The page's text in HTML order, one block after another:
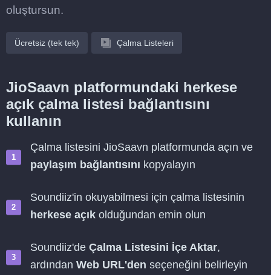
oluştursun.
Ücretsiz (tek tek) Çalma Listeleri
JioSaavn platformundaki herkese
açık çalma listesi bağlantısını
kullanın
Çalma listesini JioSaavn platformunda açın ve
paylaşım bağlantısını kopyalayın
Soundiiz'in okuyabilmesi için çalma listesinin
herkese açık olduğundan emin olun
Soundiiz'de Çalma Listesini İçe Aktar,
ardından Web URL'den seçeneğini belirleyin